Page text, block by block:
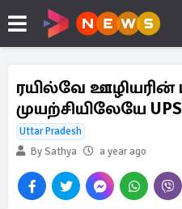
ரயில்வே ஊழியரின்
முயற்சியிலேயே
Uttar Pradesh
By Sathya
a year ago